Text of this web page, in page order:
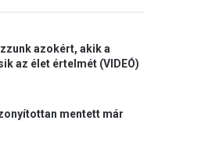
azokért, akik a
az élet értelmét (VIDEÓ)
mentett már